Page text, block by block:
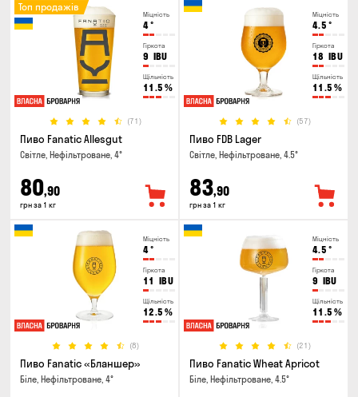
Міцність
4°
Гіркота
9 IBU
Щільність
11.5 %
(71)
Топ продажів
Пиво Fanatic Allesgut
Світле, Нефільтроване, 4°
80,90
грн за 1 кг
Міцність
4.5 °
Гіркота
18 IBU
Щільність
11.5 %
(57)
Пиво FDB Lager
Світле, Нефільтроване, 4.5°
83,90
грн за 1 кг
Міцність
4°
Гіркота
11 IBU
Щільність
12.5 %
(8)
Пиво Fanatic «Бланшер»
Біле, Нефільтроване, 4°
Міцність
4.5 °
Гіркота
9 IBU
Щільність
11.5 %
(21)
Пиво Fanatic Wheat Apricot
Біле, Нефільтроване, 4.5°